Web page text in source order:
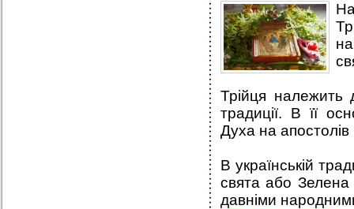
Трійця належить
традиції. В її
Духа на апостолів
В українській
свята або Зелена
давніми